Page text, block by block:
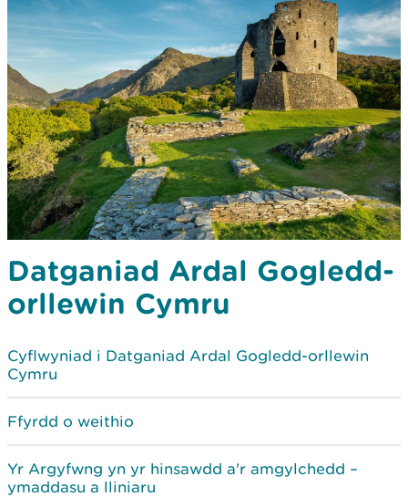
Datganiad Ardal Gogledd-
orllewin Cymru
Cyflwyniad i Datganiad Ardal Gogledd-orllewin
Cymru
Ffyrdd o weithio
Yr Argyfwng yn yr hinsawdd a'r amgylchedd –
ymaddasu a lliniaru